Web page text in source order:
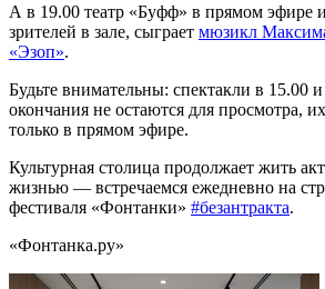
А в 19.00 театр «Буфф» в прямом эфире и
зрителей в зале, сыграет мюзикл
«Эзоп».
Будьте внимательны: спектакли в 15.00
окончания не остаются для просмотра,
только в прямом эфире.
Культурная столица продолжает жить
жизнью — встречаемся ежедневно на
фестиваля «Фонтанки» #безантракта.
«Фонтанка.ру»